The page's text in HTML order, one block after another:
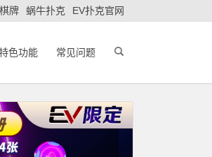
牌 蜗牛扑克 EV扑克官网
色功能 常见问题